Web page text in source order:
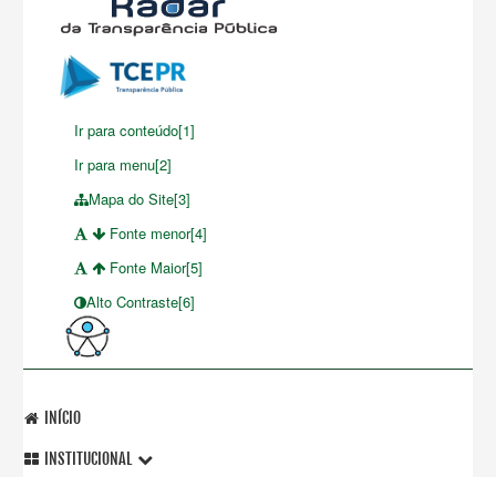
Ir para conteúdo[1]
Ir para menu[2]
Mapa do Site[3]
Fonte menor[4]
Fonte Maior[5]
Alto Contraste[6]
INÍCIO
INSTITUCIONAL